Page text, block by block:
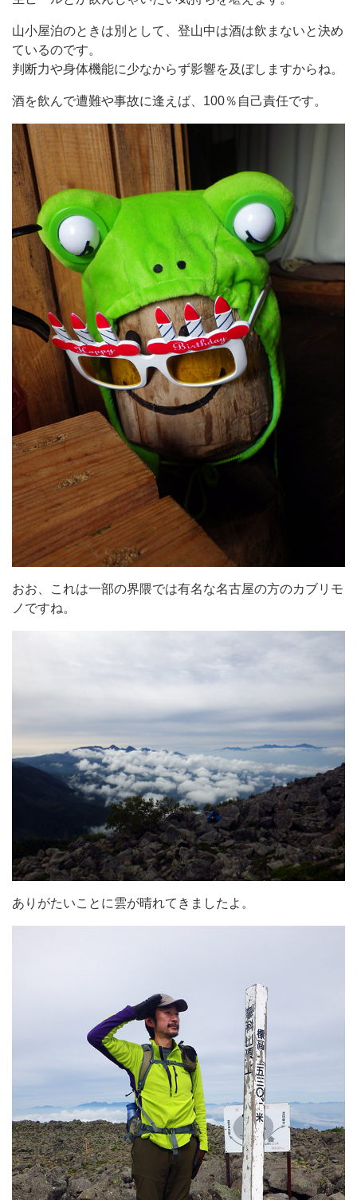
山小屋泊のときは別として、登山中は酒は飲まないと決め
ているのです。
判断力や身体機能に少なからず影響を及ぼしますからね。
酒を飲んで遭難や事故に逢えば、100％自己責任です。
おお、これは一部の界隈では有名な名古屋の方のカブリモ
ノですね。
ありがたいことに雲が晴れてきましたよ。